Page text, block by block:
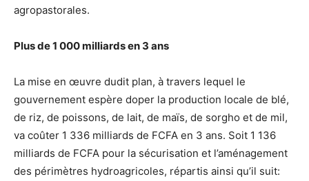
agropastorales.
Plus de 1 000 milliards en 3 ans
La mise en œuvre dudit plan, à travers lequel le
gouvernement espère doper la production locale de blé,
de riz, de poissons, de lait, de maïs, de sorgho et de mil,
va coûter 1 336 milliards de FCFA en 3 ans. Soit 1 136
milliards de FCFA pour la sécurisation et l’aménagement
des périmètres hydroagricoles, répartis ainsi qu’il suit: